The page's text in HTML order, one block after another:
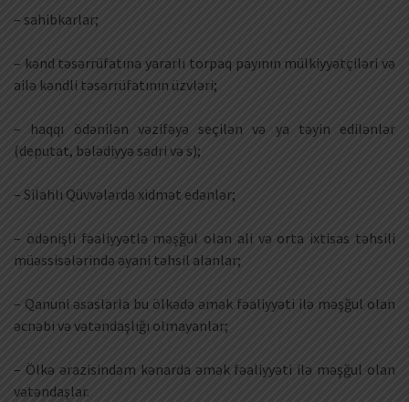
– sahibkarlar;
– kənd təsərrüfatına yararlı torpaq payının mülkiyyətçiləri və
ailə kəndli təsərrüfatının üzvləri;
– haqqı ödənilən vəzifəyə seçilən və ya təyin edilənlər
(deputat, bələdiyyə sədri və s);
– Silahlı Qüvvələrdə xidmət edənlər;
– ödənişli fəaliyyətlə məşğul olan ali və orta ixtisas təhsili
müəssisələrində əyani təhsil alanlar;
– Qanuni əsaslarla bu ölkədə əmək fəaliyyəti ilə məşğul olan
əcnəbi və vətəndaşlığı olmayanlar;
– Ölkə ərazisindəm kənarda əmək fəaliyyəti ilə məşğul olan
vətəndaşlar.